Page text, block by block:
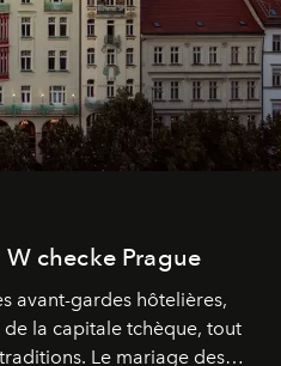
checke Prague
avant-gardes hôtelières,
la capitale tchèque, tout
Le mariage des